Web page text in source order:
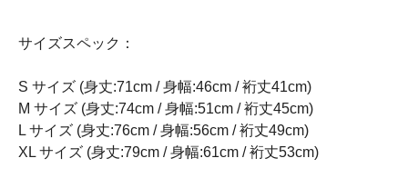
サイズスペック：
S サイズ (身丈:71cm / 身幅:46cm / 裄丈41cm)
M サイズ (身丈:74cm / 身幅:51cm / 裄丈45cm)
L サイズ (身丈:76cm / 身幅:56cm / 裄丈49cm)
XL サイズ (身丈:79cm / 身幅:61cm / 裄丈53cm)